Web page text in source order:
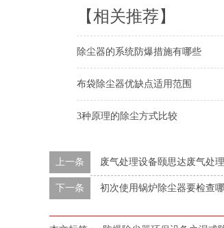
【相关推荐】
除尘器的系统防爆措施有哪些
布袋除尘器优缺点适用范围
3种原理的除尘方式比较
上一条 废气处理设备颐思达废气处
下一条 初次使用锅炉除尘器要检查